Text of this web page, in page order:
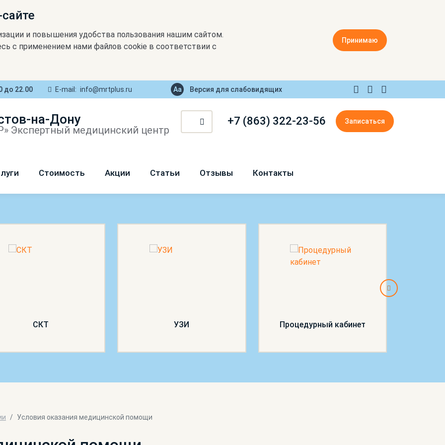
и повышения удобства пользования нашим сайтом.
с применением нами файлов cookie в соответствии с
Принимаю
до 22.00 E-mail: info@mrtplus.ru Версия для слабовидящих
на-Дону
Экспертный медицинский центр
+7 (863) 322-23-56 Записаться
Стоимость Акции Статьи Отзывы Контакты
СКТ УЗИ Процедурный кабинет
Условия оказания медицинской помощи